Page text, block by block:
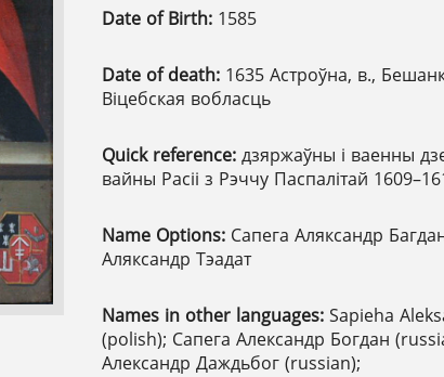
Date of Birth: 1585
Date of death: 1635 Астроўна, в.,
Віцебская вобласць
Quick reference: дзяржаўны і ваенны
вайны Расіі з Рэччу Паспалітай
Name Options: Сапега Аляксандр
Аляксандр Тэадат
Names in other languages: Sapieha
(polish); Сапега Александр Богдан
Александр Даждьбог (russian);